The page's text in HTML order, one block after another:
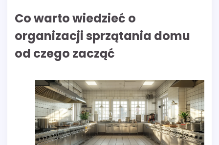
Co warto wiedzieć o
organizacji sprzątania domu
od czego zacząć